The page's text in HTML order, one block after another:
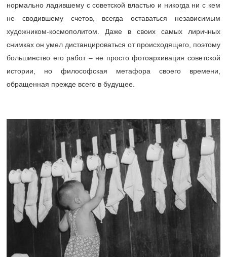
нормально ладившему с советской властью и никогда ни с кем
не сводившему счетов, всегда оставаться независимым
художником-космополитом. Даже в своих самых лиричных
снимках он умел дистанцироваться от происходящего, поэтому
большинство его работ – не просто фотоархивация советской
истории, но философская метафора своего времени,
обращенная прежде всего в будущее.